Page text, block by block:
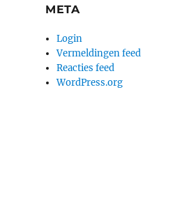
META
Login
Vermeldingen feed
Reacties feed
WordPress.org